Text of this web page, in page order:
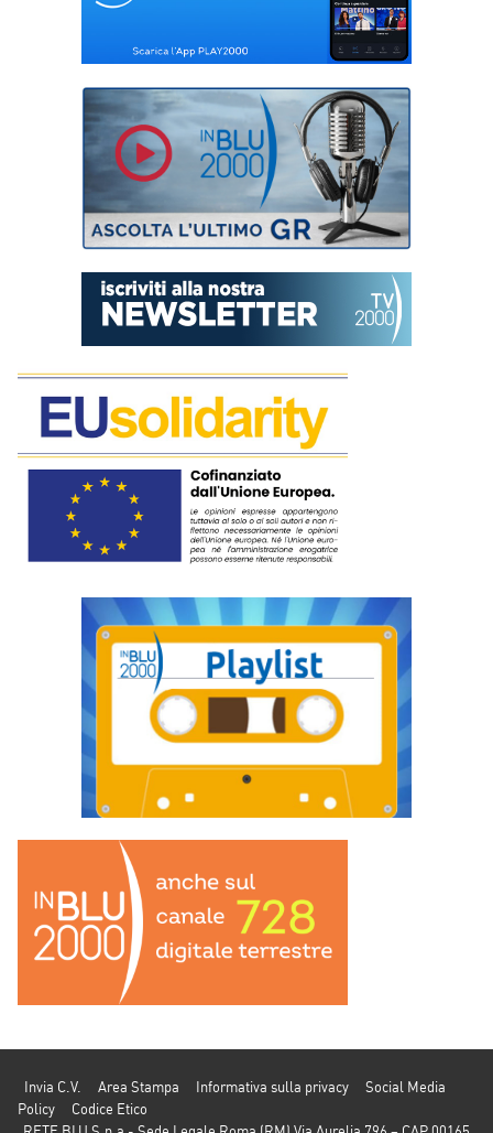
Invia C.V. Area Stampa Informativa sulla privacy
Social Media
Policy
Codice Etico